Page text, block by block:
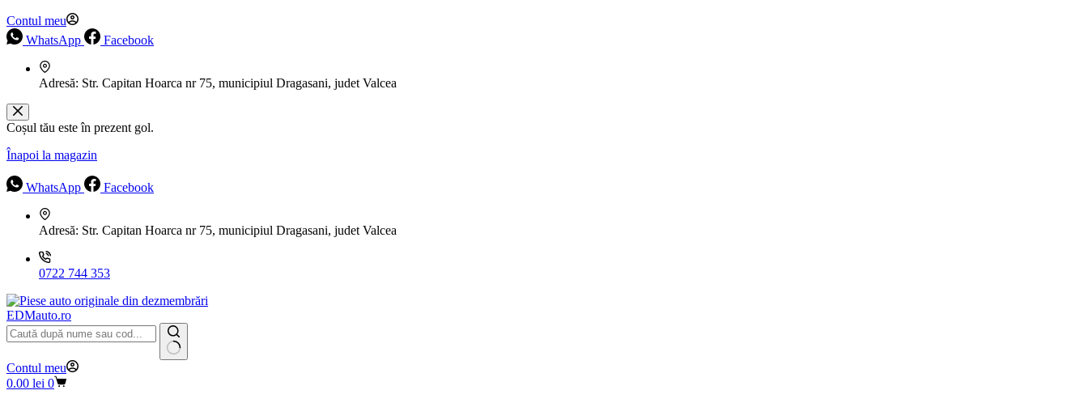
Contul meu
WhatsApp
Facebook
Adresă: Str. Capitan Hoarca nr 75, municipiul Dragasani, judet Valcea
Coșul tău este în prezent gol.
Înapoi la magazin
WhatsApp Facebook
Adresă: Str. Capitan Hoarca nr 75, municipiul Dragasani, judet Valcea
0722 744 353
EDMauto.ro
Niciun
rezultat
Contul meu
Coș
0.00 lei 0